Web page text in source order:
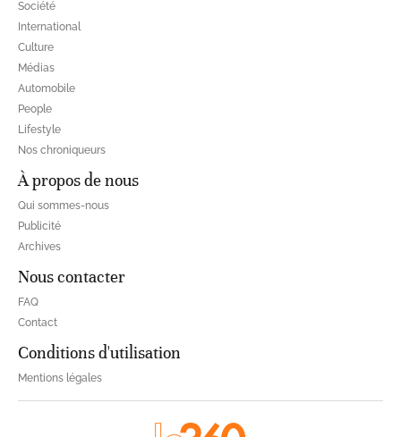
Société
International
Culture
Médias
Automobile
People
Lifestyle
Nos chroniqueurs
À propos de nous
Qui sommes-nous
Publicité
Archives
Nous contacter
FAQ
Contact
Conditions d'utilisation
Mentions légales